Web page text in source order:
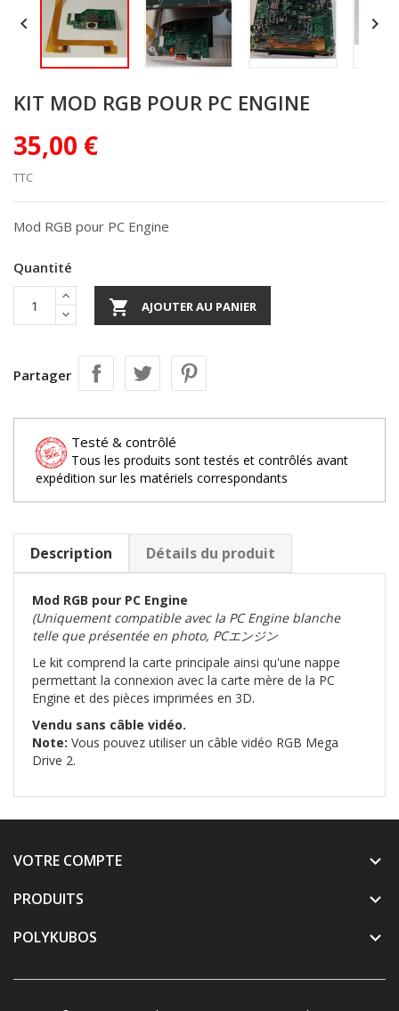
 
KIT MOD RGB POUR PC ENGINE
35,00 €
TTC
Mod RGB pour PC Engine
Quantité
 AJOUTER AU PANIER
Partager
Testé & contrôlé
Tous les produits sont testés et contrôlés avant
expédition sur les matériels correspondants
Description Détails du produit
Mod RGB pour PC Engine
(Uniquement compatible avec la PC Engine blanche
telle que présentée en photo, PCエンジン
Le kit comprend la carte principale ainsi qu'une nappe
permettant la connexion avec la carte mère de la PC
Engine et des pièces imprimées en 3D.
Vendu sans câble vidéo.
Note: Vous pouvez utiliser un câble vidéo RGB Mega
Drive 2.
VOTRE COMPTE 
PRODUITS 
POLYKUBOS 